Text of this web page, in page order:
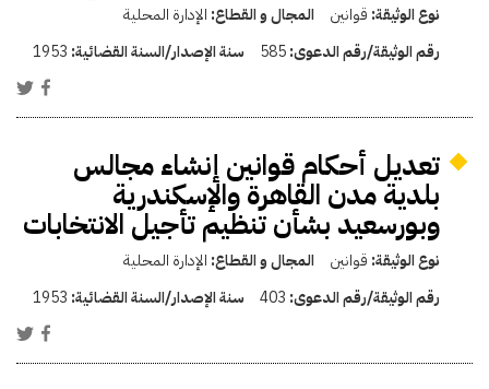
نوع الوثيقة: قوانين المجال و القطاع: الإدارة المحلية
رقم الوثيقة/رقم الدعوى:585 سنة الإصدار/السنة القضائية: 1953
تعديل أحكام قوانين إنشاء مجالس
بلدية مدن القاهرة والإسكندرية
وبورسعيد بشأن تنظيم تأجيل الانتخابات
نوع الوثيقة: قوانين المجال و القطاع: الإدارة المحلية
رقم الوثيقة/رقم الدعوى: 403 سنة الإصدار/السنة القضائية: 1953